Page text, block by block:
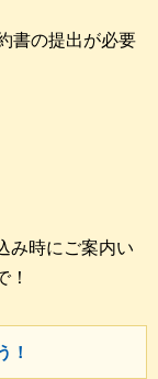
書の提出が必要
み時にご案内い
！
！